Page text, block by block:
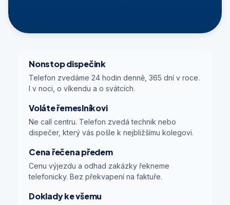
Nonstop dispečink
Telefon zvedáme 24 hodin denně, 365 dní v roce.
I v noci, o víkendu a o svátcích.
Voláte řemeslníkovi
Ne call centru. Telefon zvedá technik nebo
dispečer, který vás pošle k nejbližšímu kolegovi.
Cena řečena předem
Cenu výjezdu a odhad zakázky řekneme
telefonicky. Bez překvapení na faktuře.
Doklady ke všemu